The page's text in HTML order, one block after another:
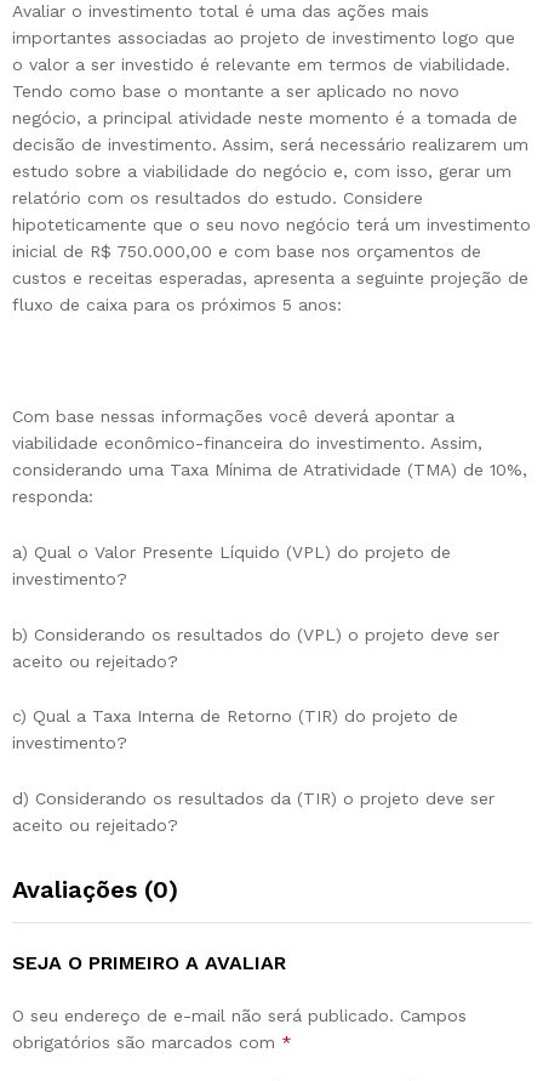
Avaliar o investimento total é uma das ações mais
importantes associadas ao projeto de investimento logo que
o valor a ser investido é relevante em termos de viabilidade.
Tendo como base o montante a ser aplicado no novo
negócio, a principal atividade neste momento é a tomada de
decisão de investimento. Assim, será necessário realizarem um
estudo sobre a viabilidade do negócio e, com isso, gerar um
relatório com os resultados do estudo. Considere
hipoteticamente que o seu novo negócio terá um investimento
inicial de R$ 750.000,00 e com base nos orçamentos de
custos e receitas esperadas, apresenta a seguinte projeção de
fluxo de caixa para os próximos 5 anos:
Com base nessas informações você deverá apontar a
viabilidade econômico-financeira do investimento. Assim,
considerando uma Taxa Mínima de Atratividade (TMA) de 10%,
responda:
a) Qual o Valor Presente Líquido (VPL) do projeto de
investimento?
b) Considerando os resultados do (VPL) o projeto deve ser
aceito ou rejeitado?
c) Qual a Taxa Interna de Retorno (TIR) do projeto de
investimento?
d) Considerando os resultados da (TIR) o projeto deve ser
aceito ou rejeitado?
Avaliações (0)
SEJA O PRIMEIRO A AVALIAR
O seu endereço de e-mail não será publicado. Campos
obrigatórios são marcados com *